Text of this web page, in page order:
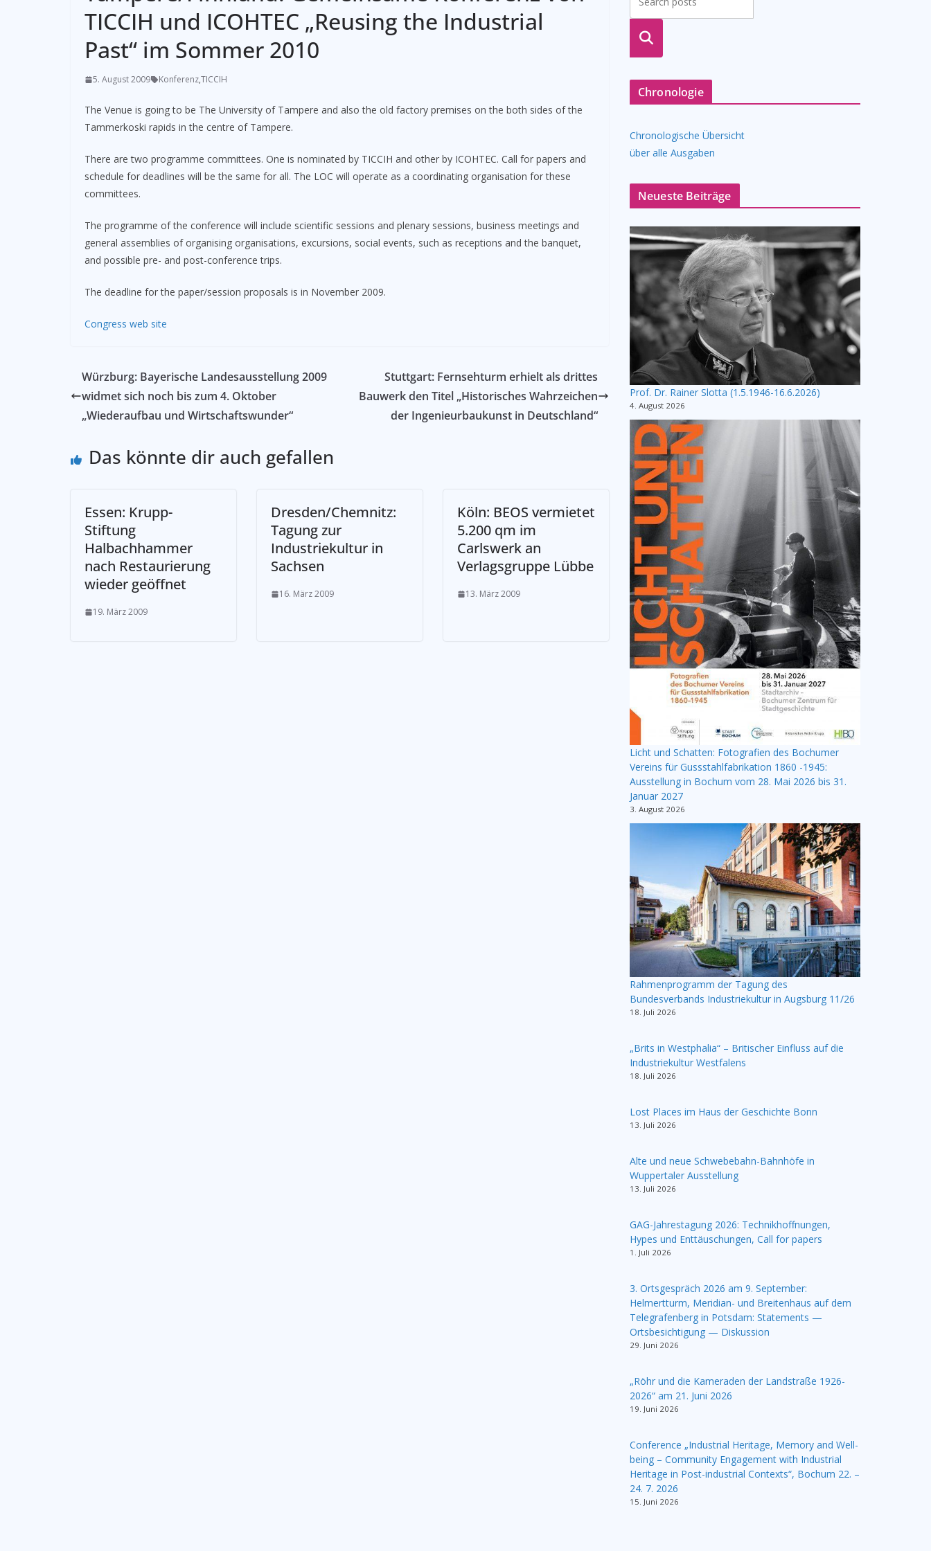
TICCIH und ICOHTEC „Reusing the Industrial
Past“ im Sommer 2010
5. August 2009 Konferenz,TICCIH
The Venue is going to be The University of Tampere and also the old factory premises on the both sides of the
Tammerkoski rapids in the centre of Tampere.
There are two programme committees. One is nominated by TICCIH and other by ICOHTEC. Call for papers and
schedule for deadlines will be the same for all. The LOC will operate as a coordinating organisation for these
committees.
The programme of the conference will include scientific sessions and plenary sessions, business meetings and
general assemblies of organising organisations, excursions, social events, such as receptions and the banquet,
and possible pre- and post-conference trips.
The deadline for the paper/session proposals is in November 2009.
Congress web site
Würzburg: Bayerische Landesausstellung 2009
widmet sich noch bis zum 4. Oktober
„Wiederaufbau und Wirtschaftswunder“
Stuttgart: Fernsehturm erhielt als drittes
Bauwerk den Titel „Historisches Wahrzeichen
der Ingenieurbaukunst in Deutschland“
Das könnte dir auch gefallen
Essen: Krupp-
Stiftung
Halbachhammer
nach Restaurierung
wieder geöffnet
19. März 2009
Dresden/Chemnitz:
Tagung zur
Industriekultur in
Sachsen
16. März 2009
Köln: BEOS vermietet
5.200 qm im
Carlswerk an
Verlagsgruppe Lübbe
13. März 2009
suche
Chronologie
Chronologische Übersicht
über alle Ausgaben
Neueste Beiträge
Prof. Dr. Rainer Slotta (1.5.1946-16.6.2026)
4. August 2026
Licht und Schatten: Fotografien des Bochumer
Vereins für Gussstahlfabrikation 1860 -1945:
Ausstellung in Bochum vom 28. Mai 2026 bis 31.
Januar 2027
3. August 2026
Rahmenprogramm der Tagung des
Bundesverbands Industriekultur in Augsburg 11/26
18. Juli 2026
„Brits in Westphalia“ – Britischer Einfluss auf die
Industriekultur Westfalens
18. Juli 2026
Lost Places im Haus der Geschichte Bonn
13. Juli 2026
Alte und neue Schwebebahn-Bahnhöfe in
Wuppertaler Ausstellung
13. Juli 2026
GAG-Jahrestagung 2026: Technikhoffnungen,
Hypes und Enttäuschungen, Call for papers
1. Juli 2026
3. Ortsgespräch 2026 am 9. September:
Helmertturm, Meridian- und Breitenhaus auf dem
Telegrafenberg in Potsdam: Statements —
Ortsbesichtigung — Diskussion
29. Juni 2026
„Röhr und die Kameraden der Landstraße 1926-
2026“ am 21. Juni 2026
19. Juni 2026
Conference „Industrial Heritage, Memory and Well-
being – Community Engagement with Industrial
Heritage in Post-industrial Contexts“, Bochum 22. –
24. 7. 2026
15. Juni 2026